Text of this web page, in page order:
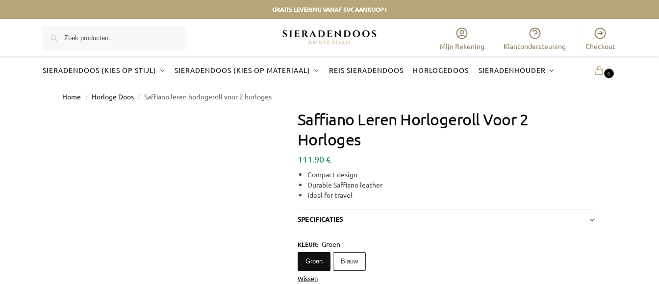
GRATIS LEVERING VANAF 50€ AANKOOP !
Mijn Rekening Klantondersteuning Checkout
SIERADENDOOS (KIES OP STIJL) SIERADENDOOS (KIES OP MATERIAAL) REIS SIERADENDOOS HORLOGEDOOS SIERADENHOUDER 0
Home / Horloge Doos / Saffiano leren horlogeroll voor 2 horloges
Saffiano Leren Horlogeroll Voor 2
Horloges
111.90€
Compact design
Durable Saffiano leather
Ideal for travel
SPECIFICATIES
KLEUR: Groen
Groen Blauw
Wissen